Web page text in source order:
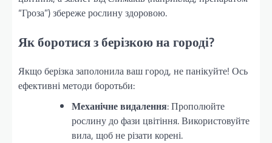
“Гроза”) збереже рослину здоровою.
Як боротися з берізкою на городі?
Якщо берізка заполонила ваш город, не панікуйте! Ось
ефективні методи боротьби:
Механічне видалення: Прополюйте
рослину до фази цвітіння. Використовуйте
вила, щоб не різати корені.